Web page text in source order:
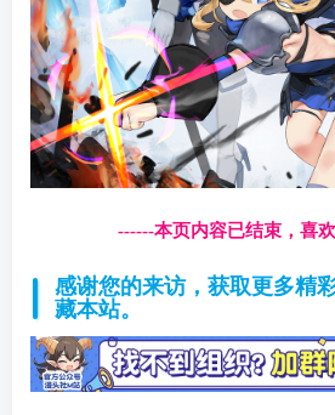
------本页内容已结束，喜
感谢您的来访，获取更多精
藏本站。